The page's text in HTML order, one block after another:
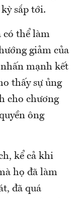
sắp tới.
có thể làm
giảm của
mạnh kết
thấy sự ủng
cho chương
ông
kể cả khi
họ đã làm
đã quá